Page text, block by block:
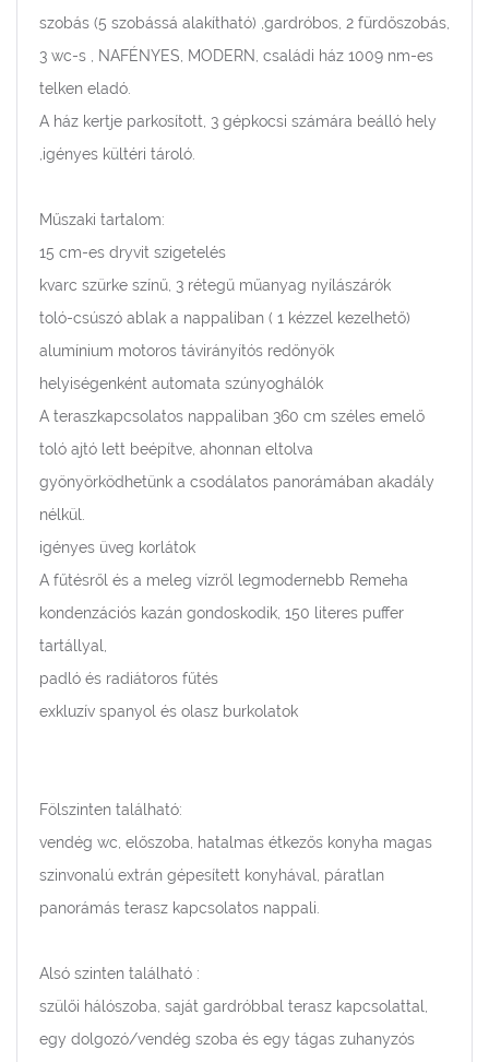
szobás (5 szobássá alakítható) ,gardróbos, 2 fürdőszobás,
3 wc-s , NAFÉNYES, MODERN, családi ház 1009 nm-es
telken eladó.
A ház kertje parkosított, 3 gépkocsi számára beálló hely
,igényes kültéri tároló.
Műszaki tartalom:
15 cm-es dryvit szigetelés
kvarc szürke színű, 3 rétegű műanyag nyílászárók
toló-csúszó ablak a nappaliban ( 1 kézzel kezelhető)
alumínium motoros távirányítós redőnyök
helyiségenként automata szúnyoghálók
A teraszkapcsolatos nappaliban 360 cm széles emelő
toló ajtó lett beépítve, ahonnan eltolva
gyönyörködhetünk a csodálatos panorámában akadály
nélkül.
igényes üveg korlátok
A fűtésről és a meleg vízről legmodernebb Remeha
kondenzációs kazán gondoskodik, 150 literes puffer
tartállyal,
padló és radiátoros fűtés
exkluzív spanyol és olasz burkolatok
Fölszinten található:
vendég wc, előszoba, hatalmas étkezős konyha magas
szinvonalú extrán gépesített konyhával, páratlan
panorámás terasz kapcsolatos nappali.
Alsó szinten található :
szülői hálószoba, saját gardróbbal terasz kapcsolattal,
egy dolgozó/vendég szoba és egy tágas zuhanyzós